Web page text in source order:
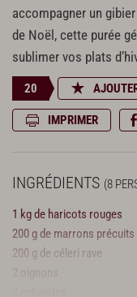
accompagner un
de Noël, cette purée
sublimer vos plats
20
IMPRIMER
INGRÉDIENTS (8
1 kg de haricots rouges
200 g de marrons précuits
200 g de céleri rave
2 oignons